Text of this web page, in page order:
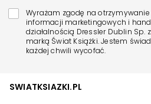
Wyrażam zgodę na
informacji marketingowych i
działalnością Dressler Dublin Sp.
marką Świat Książki. Jestem
każdej chwili wycofać.
SWIATKSIAZKI.PL